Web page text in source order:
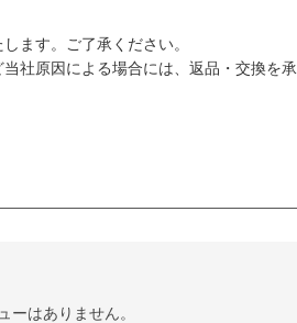
ます。ご了承ください。
社原因による場合には、返品・交換を
ーはありません。